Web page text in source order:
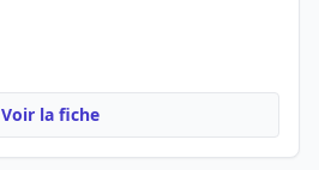
Voir la fiche